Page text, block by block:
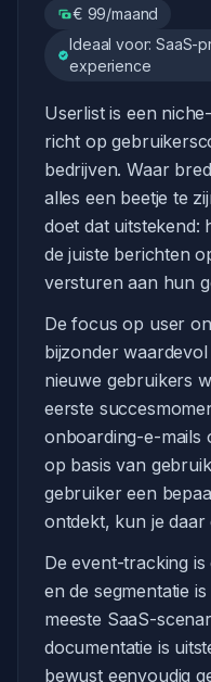
€ 99/maand
Ideaal voor: SaaS-
experience
Userlist is een
richt op
bedrijven. Waar
alles een beetje te
doet dat uitstekend:
de juiste berichten
versturen aan hun
De focus op user
bijzonder
nieuwe gebruikers
eerste
onboarding-e-mails
op basis van
gebruiker een
ontdekt, kun je
De event-tracking
en de segmentatie
meeste SaaS-
documentatie is
bewust eenvoudig